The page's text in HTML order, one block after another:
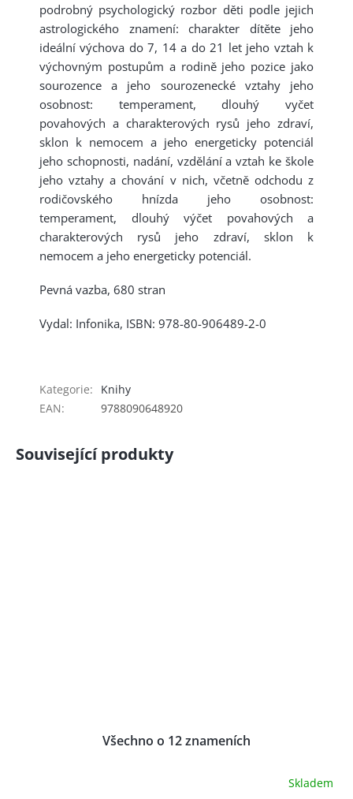
podrobný psychologický rozbor děti podle jejich
astrologického znamení: charakter dítěte jeho
ideální výchova do 7, 14 a do 21 let jeho vztah k
výchovným postupům a rodině jeho pozice jako
sourozence a jeho sourozenecké vztahy jeho
osobnost: temperament, dlouhý vyčet
povahových a charakterových rysů jeho zdraví,
sklon k nemocem a jeho energeticky potenciál
jeho schopnosti, nadání, vzdělání a vztah ke škole
jeho vztahy a chování v nich, včetně odchodu z
rodičovského hnízda jeho osobnost:
temperament, dlouhý výčet povahových a
charakterových rysů jeho zdraví, sklon k
nemocem a jeho energeticky potenciál.
Pevná vazba, 680 stran
Vydal: Infonika, ISBN: 978-80-906489-2-0
Kategorie:
Knihy
EAN: 9788090648920
Související produkty
Všechno o 12 znameních
Skladem